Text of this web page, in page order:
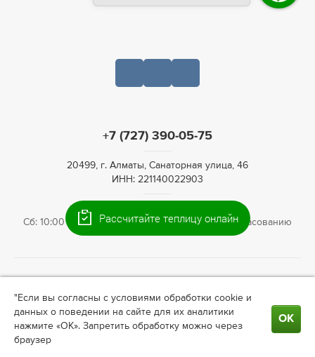
+7 (727) 390-05-75
20499, г. Алматы, Санаторная улица, 46
ИНН: 221140022903
Сб: 10:00 – 16:00, Вс: По предварительному согласованию
ландшафтного дизайна вАлматы. Информация на сайте не
является публичной офертой. Актуальные условия о
сотрудничестве, ценах узнавайте у менеджера.
"Если вы согласны с условиями обработки cookie и
данных о поведении на сайте для их аналитики
нажмите «ОК». Запретить обработку можно через
браузер
ОК
Рассчитайте теплицу онлайн